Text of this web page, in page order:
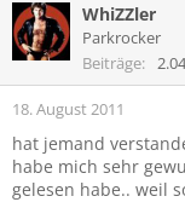
WhiZZler
Parkrocker
Beiträge
18. August 2011
hat jemand
habe mich sehr
gelesen habe.. weil